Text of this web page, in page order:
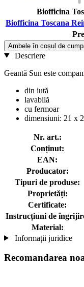
Biofficina
Biofficina Toscana
Ambele în coșul de
Descriere
Geantă Sun este
din iută
lavabilă
cu fermoar
dimensiuni: 21 x
Nr. art.:
Conținut:
EAN:
Producator:
Tipuri de produse:
Proprietăți:
Certificate:
Instrucțiuni de
Material:
Informații juridice
Recomandarea